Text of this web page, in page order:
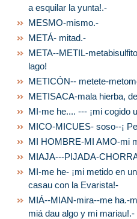
a esquilar la yunta!.-
MESMO-mismo.-
METÁ- mitad.-
META--METIL-
lago!
METICÓN-- metete-
METISACA-mala hierba,
MI-me he.... --- ¡mi cogido
MICO-MICUES- soso--¡
MI HOMBRE-MI AMO-mi
MIAJA---PIJADA-
MI-me he- ¡mi metido en
casau con la Evarista!-
MIÁ--MIAN-mira--me ha.-
miá dau algo y mi mariau!.-